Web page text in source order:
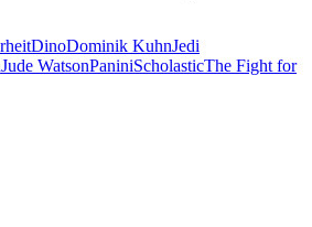
DinoDominik KuhnJedi
Jude WatsonPaniniScholasticThe Fight for